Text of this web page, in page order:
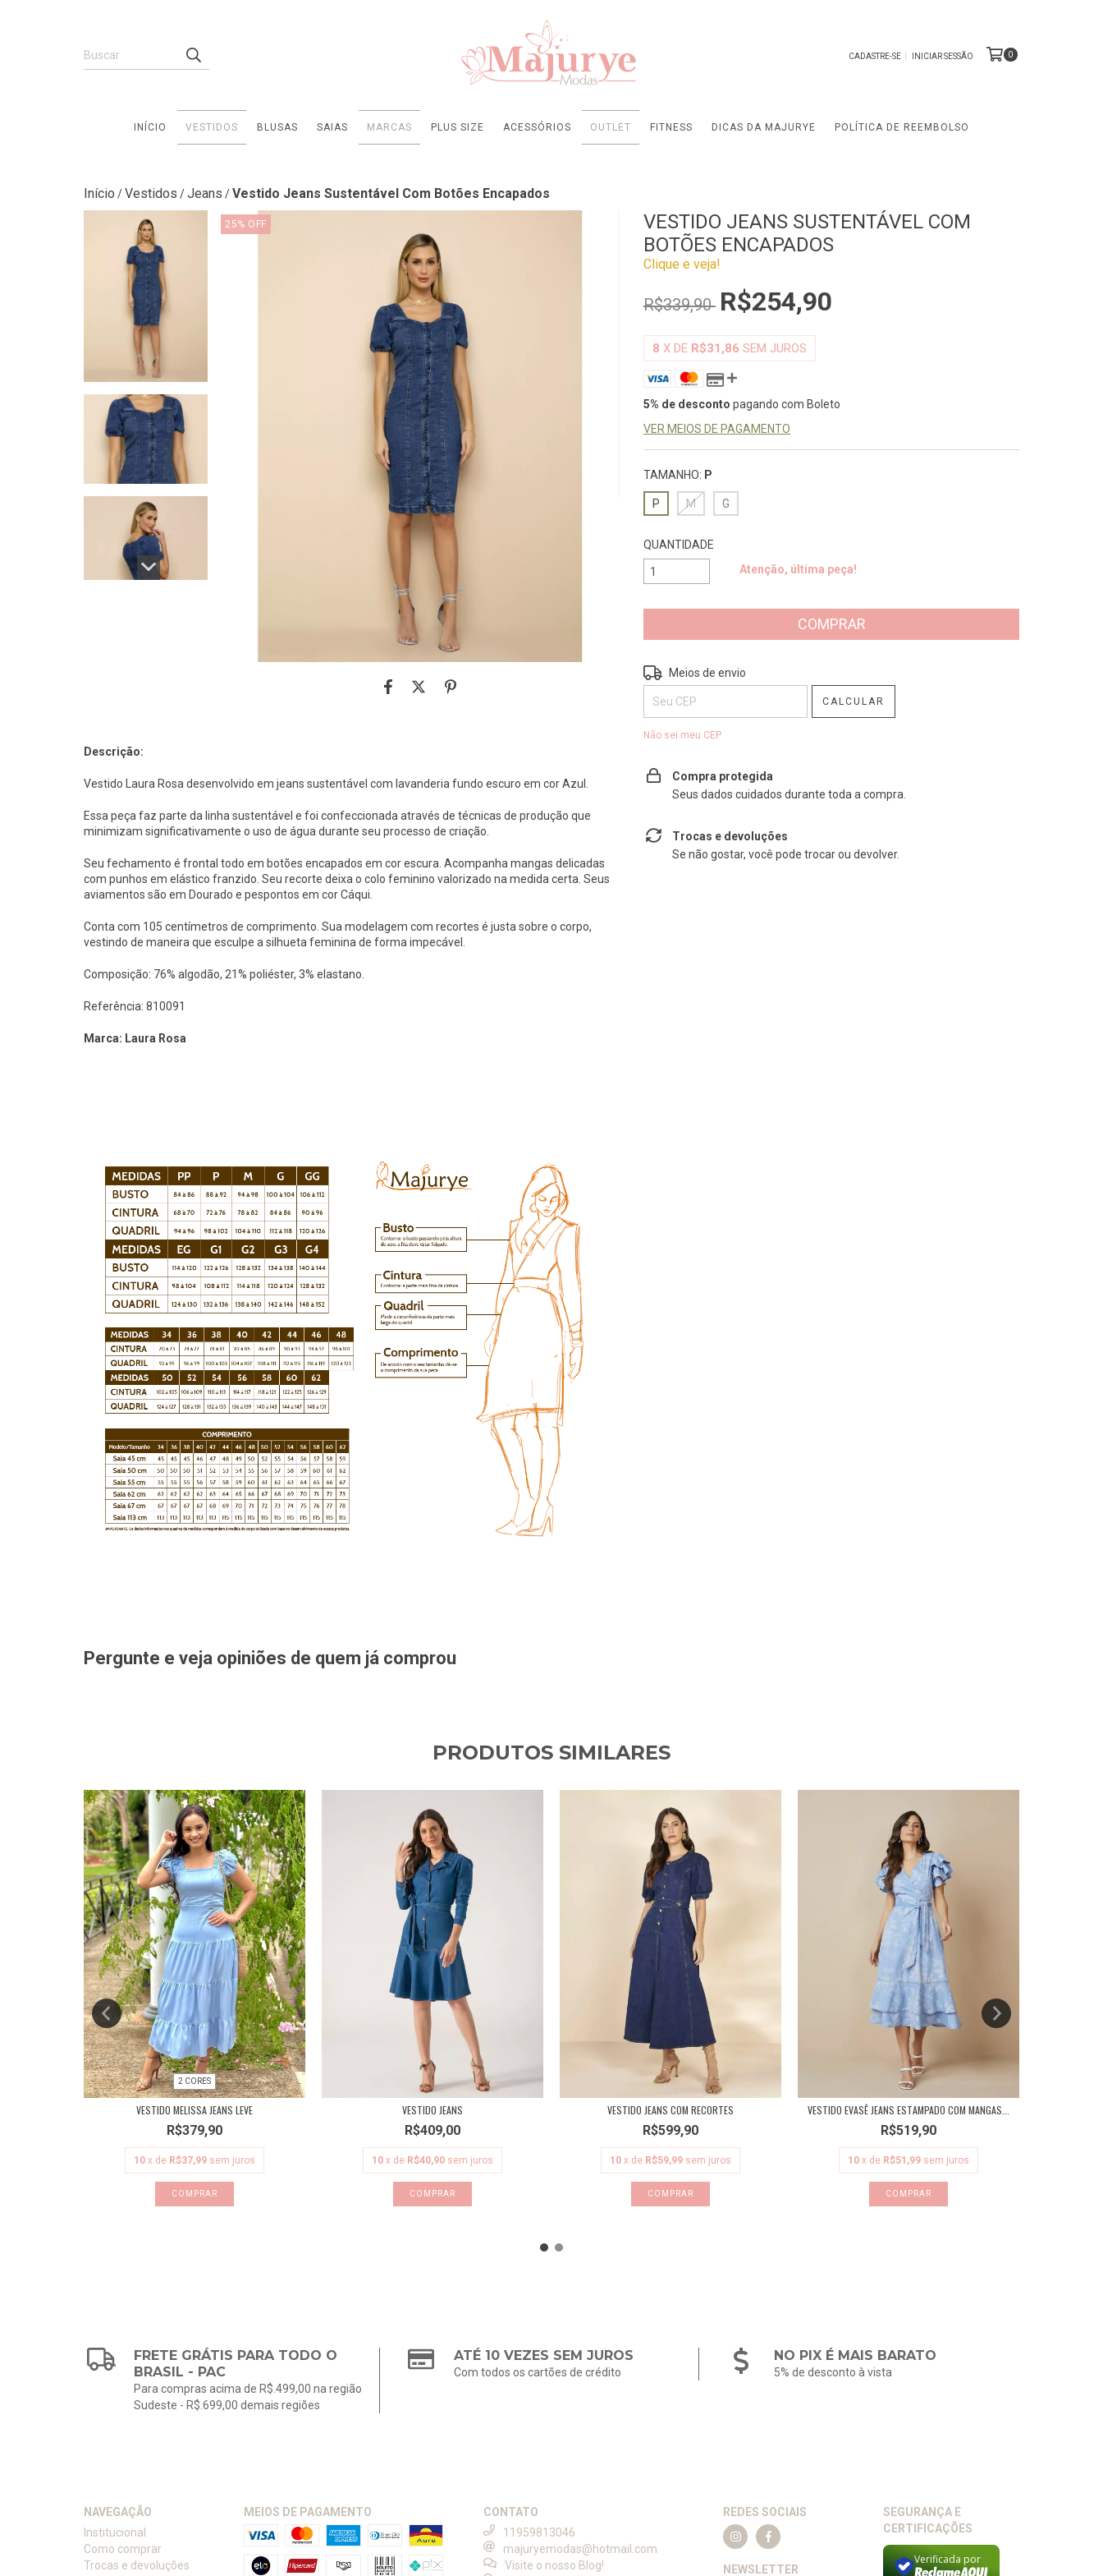
CADASTRE-SE INICIAR SESSÃO 0
INÍCIO VESTIDOS BLUSAS SAIAS MARCAS PLUS SIZE ACESSÓRIOS OUTLET FITNESS DICAS DA MAJURYE POLÍTICA DE REEMBOLSO
Início /Vestidos /Jeans /Vestido Jeans Sustentável Com Botões Encapados
25% OFF
Descrição:
Vestido Laura Rosa desenvolvido em jeans sustentável com lavanderia fundo escuro em cor Azul.
Essa peça faz parte da linha sustentável e foi confeccionada através de técnicas de produção que
minimizam significativamente o uso de água durante seu processo de criação.
Seu fechamento é frontal todo em botões encapados em cor escura. Acompanha mangas delicadas
com punhos em elástico franzido. Seu recorte deixa o colo feminino valorizado na medida certa. Seus
aviamentos são em Dourado e pespontos em cor Cáqui.
Conta com 105 centímetros de comprimento. Sua modelagem com recortes é justa sobre o corpo,
vestindo de maneira que esculpe a silhueta feminina de forma impecável.
Composição: 76% algodão, 21% poliéster, 3% elastano.
Referência: 810091
Marca: Laura Rosa
VESTIDO JEANS SUSTENTÁVEL COM
BOTÕES ENCAPADOS
Clique e veja!
R$339,90 R$254,90
8 X DE R$31,86 SEM JUROS
5% de desconto pagando com Boleto
VER MEIOS DE PAGAMENTO
TAMANHO: P
P M G
QUANTIDADE
Atenção, última peça!
Entregas para o CEP:
Meios de envio
CALCULAR
Não sei meu CEP
Compra protegida
Seus dados cuidados durante toda a compra.
Trocas e devoluções
Se não gostar, você pode trocar ou devolver.
Pergunte e veja opiniões de quem já comprou
PRODUTOS SIMILARES
2 CORES
VESTIDO MELISSA JEANS LEVE
R$379,90
10 x de R$37,99 sem juros
COMPRAR
VESTIDO JEANS
R$409,00
10 x de R$40,90 sem juros
COMPRAR
VESTIDO JEANS COM RECORTES
R$599,90
10 x de R$59,99 sem juros
COMPRAR
VESTIDO EVASÊ JEANS ESTAMPADO COM MANGAS...
R$519,90
10 x de R$51,99 sem juros
COMPRAR
FRETE GRÁTIS PARA TODO O
BRASIL - PAC
Para compras acima de R$.499,00 na região
Sudeste - R$.699,00 demais regiões
ATÉ 10 VEZES SEM JUROS
Com todos os cartões de crédito
NO PIX É MAIS BARATO
5% de desconto à vista
NAVEGAÇÃO
Institucional
Como comprar
Trocas e devoluções
MEIOS DE PAGAMENTO
CONTATO
11959813046
majuryemodas@hotmail.com
Visite o nosso Blog!
REDES SOCIAIS
NEWSLETTER
SEGURANÇA E
CERTIFICAÇÕES
Verificada por